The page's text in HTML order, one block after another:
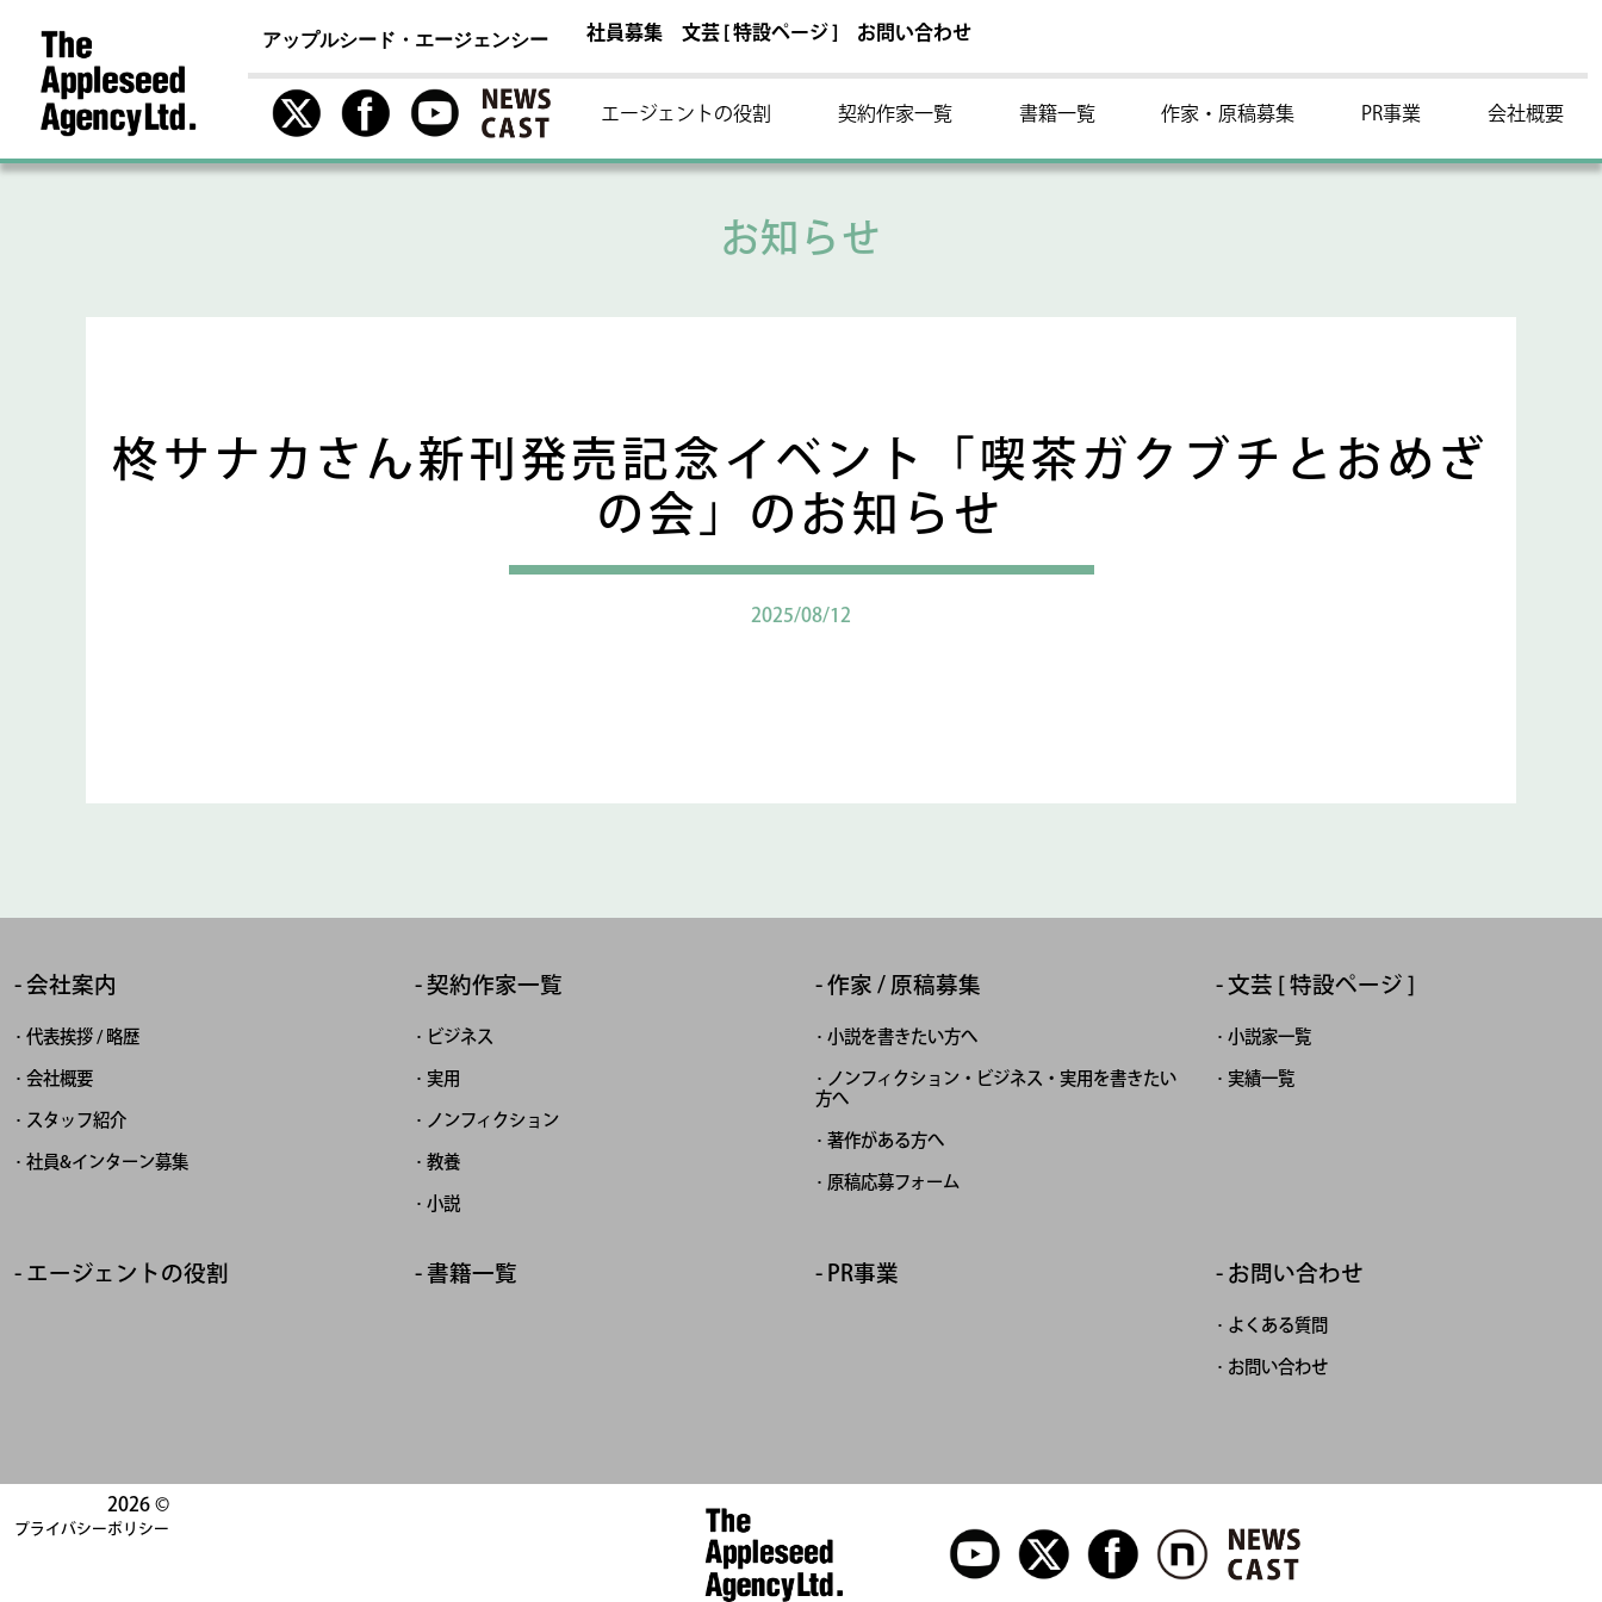
アップルシード・エージェンシー 社員募集 文芸 [ 特設ページ ] お問い合わせ
エージェントの役割 契約作家一覧 書籍一覧 作家・原稿募集 PR事業 会社概要
お知らせ
柊サナカさん新刊発売記念イベント「喫茶ガクブチとおめざ
の会」のお知らせ
2025/08/12
会社案内
代表挨拶 / 略歴
会社概要
スタッフ紹介
社員&インターン募集
契約作家一覧
ビジネス
実用
ノンフィクション
教養
小説
作家 / 原稿募集
小説を書きたい方へ
ノンフィクション・ビジネス・実用を書きたい
方へ
著作がある方へ
原稿応募フォーム
文芸 [ 特設ページ ]
小説家一覧
実績一覧
エージェントの役割 書籍一覧 PR事業 お問い合わせ
よくある質問
お問い合わせ
2026 ©
プライバシーポリシー